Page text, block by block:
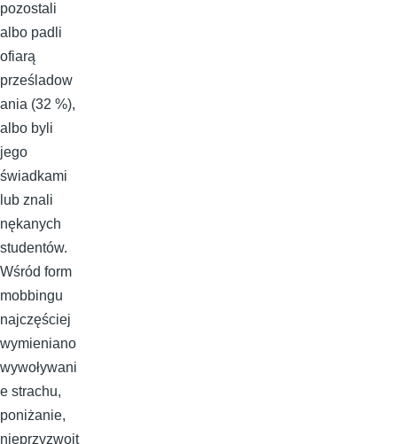
pozostali
albo padli
ofiarą
prześladow
ania (32 %),
albo byli
jego
świadkami
lub znali
nękanych
studentów.
Wśród form
mobbingu
najczęściej
wymieniano
wywoływani
e strachu,
poniżanie,
nieprzyzwoit